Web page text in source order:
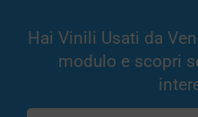
Hai Vinili Usati da
modulo e scopri